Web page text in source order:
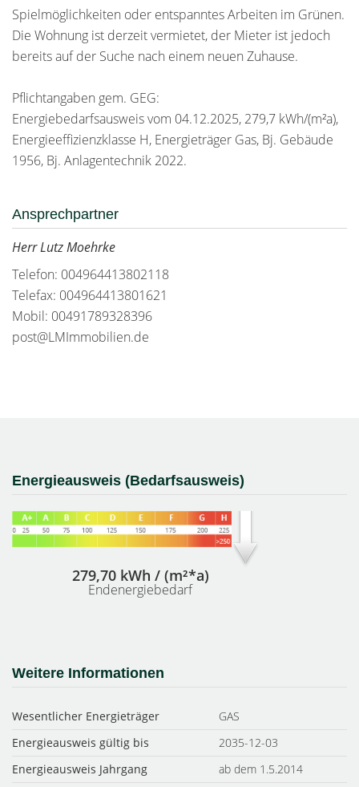
Spielmöglichkeiten oder entspanntes Arbeiten im Grünen.
Die Wohnung ist derzeit vermietet, der Mieter ist jedoch
bereits auf der Suche nach einem neuen Zuhause.
Pflichtangaben gem. GEG:
Energiebedarfsausweis vom 04.12.2025, 279,7 kWh/(m²a),
Energieeffizienzklasse H, Energieträger Gas, Bj. Gebäude
1956, Bj. Anlagentechnik 2022.
Ansprechpartner
Herr Lutz Moehrke
Telefon: 004964413802118
Telefax: 004964413801621
Mobil: 00491789328396
post@LMImmobilien.de
Energieausweis (Bedarfsausweis)
279,70 kWh / (m²*a)
Endenergiebedarf
Weitere Informationen
Wesentlicher Energieträger
GAS
Energieausweis gültig bis
2035-12-03
Energieausweis Jahrgang
ab dem 1.5.2014